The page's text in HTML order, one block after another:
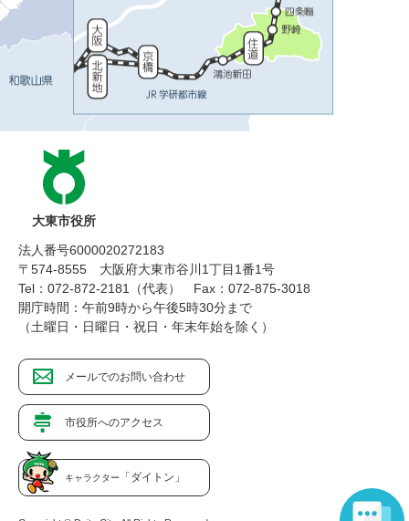
大東市役所
法人番号6000020272183
〒574-8555 大阪府大東市谷川1丁目1番1号
Tel：072-872-2181（代表）
Fax：072-875-3018
開庁時間：午前9時から午後5時30分まで
（土曜日・日曜日・祝日・年末年始を除く）
メールでのお問い合わせ
市役所へのアクセス
キャラクター 「ダイトン」